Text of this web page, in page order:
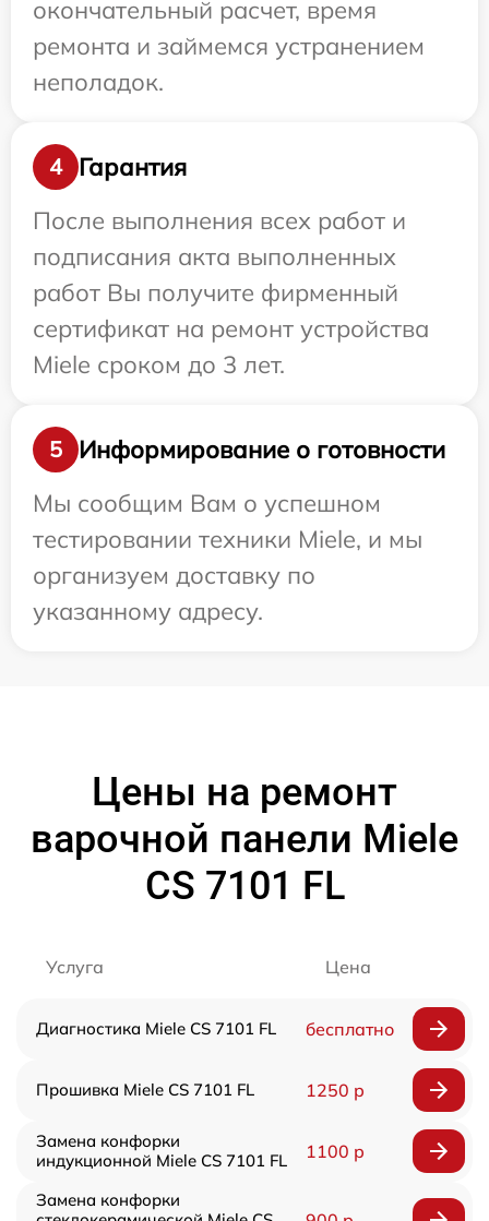
окончательный расчет, время
ремонта и займемся устранением
неполадок.
4
Гарантия
После выполнения всех работ и
подписания акта выполненных
работ Вы получите фирменный
сертификат на ремонт устройства
Miele сроком до 3 лет.
5
Информирование о готовности
Мы сообщим Вам о успешном
тестировании техники Miele, и мы
организуем доставку по
указанному адресу.
Цены на ремонт
варочной панели Miele
CS 7101 FL
Услуга Цена
Диагностика Miele CS 7101 FL бесплатно
Прошивка Miele CS 7101 FL 1250 р
Замена конфорки
индукционной Miele CS 7101 FL
1100 р
Замена конфорки